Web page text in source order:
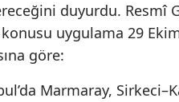
duyurdu. Resmî
uygulama 29
göre:
Marmaray,